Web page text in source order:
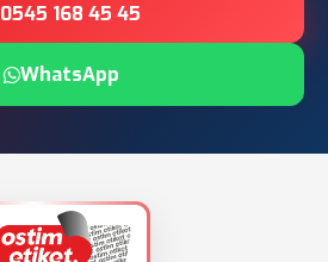
0545 168 45 45
WhatsApp